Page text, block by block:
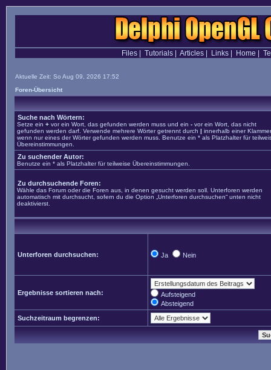
Files| Tutorials| Articles| Links| Home
Aktuelle Zeit: So Aug 09, 2026 17:52
Foren-Übersicht
Suche nach Wörtern:
Setze ein + vor ein Wort, das gefunden werden muss und ein - vor ein Wort, das nicht
gefunden werden darf. Verwende mehrere Wörter getrennt durch | innerhalb einer
wenn nur eines der Wörter gefunden werden muss. Benutze ein * als Platzhalter für
Übereinstimmungen.
Zu suchender Autor:
Benutze ein * als Platzhalter für teilweise Übereinstimmungen.
Zu durchsuchende Foren:
Wähle das Forum oder die Foren aus, in denen gesucht werden soll. Unterforen werden
automatisch mit durchsucht, sofern du die Option „Unterforen durchsuchen“ unten nicht
deaktivierst.
Unterforen durchsuchen: Ja Nein
Ergebnisse sortieren nach:
Aufsteigend
Absteigend
Suchzeitraum begrenzen: